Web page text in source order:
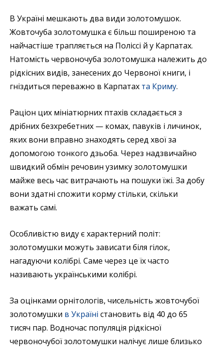
В Україні мешкають два види золотомушок.
Жовточуба золотомушка є більш поширеною та
найчастіше трапляється на Поліссі й у Карпатах.
Натомість червоночуба золотомушка належить до
рідкісних видів, занесених до Червоної книги, і
гніздиться переважно в Карпатах та Криму.
Раціон цих мініатюрних птахів складається з
дрібних безхребетних — комах, павуків і личинок,
яких вони вправно знаходять серед хвої за
допомогою тонкого дзьоба. Через надзвичайно
швидкий обмін речовин узимку золотомушки
майже весь час витрачають на пошуки їжі. За добу
вони здатні спожити корму стільки, скільки
важать самі.
Особливістю виду є характерний політ:
золотомушки можуть зависати біля гілок,
нагадуючи колібрі. Саме через це їх часто
називають українськими колібрі.
За оцінками орнітологів, чисельність жовточубої
золотомушки в Україні становить від 40 до 65
тисяч пар. Водночас популяція рідкісної
червоночубої золотомушки налічує лише близько